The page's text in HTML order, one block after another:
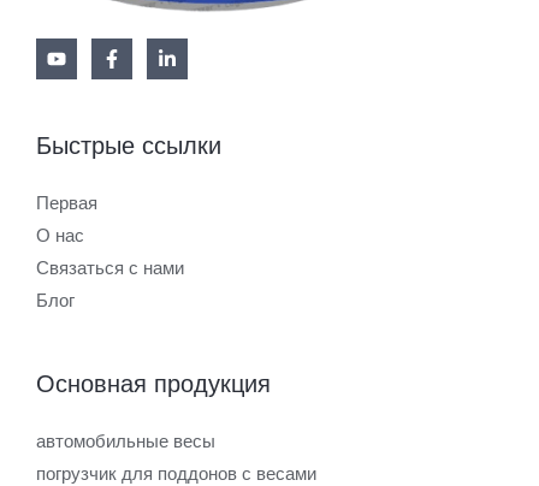
Быстрые ссылки
Первая
О нас
Связаться с нами
Блог
Основная продукция
автомобильные весы
погрузчик для поддонов с весами